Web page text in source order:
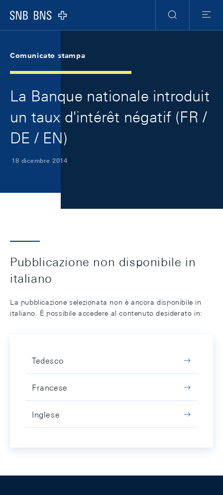
Logo
Ricerca
Menu
Comunicato stampa
La Banque nationale introduit
un taux d'intérêt négatif (FR /
DE / EN)
18 dicembre 2014
Pubblicazione non disponibile in
italiano
La pubblicazione selezionata non è ancora disponibile in
italiano. È possibile accedere al contenuto desiderato in:
Tedesco
Francese
Inglese